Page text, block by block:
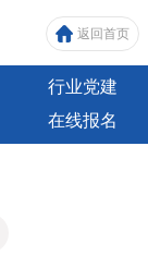
返回首页
行业党建
在线报名